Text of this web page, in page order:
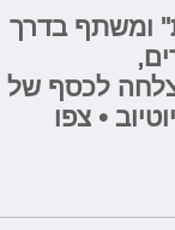
'א' עד ת'' ומשתף בדרך
לכסף של
• צפו